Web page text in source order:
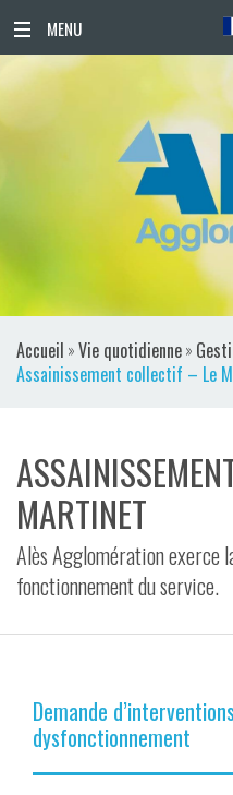
VIE
Accueil »Vie quotidienne»
Assainissement collectif – Le
MARTINET
Alès Agglomération exerce
fonctionnement du service.
Demande
dysfonctionnement